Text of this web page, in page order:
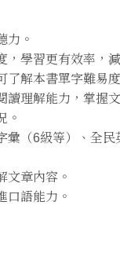
力。
學習更有效率，
解本書單字難易度
理解能力，掌握
。
（6級等）、全民
文章內容。
口語能力。